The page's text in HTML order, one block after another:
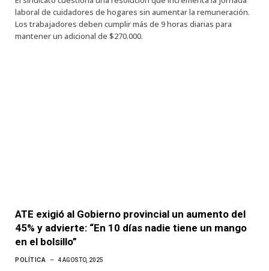
laboral de cuidadores de hogares sin aumentar la remuneración.
Los trabajadores deben cumplir más de 9 horas diarias para
mantener un adicional de $270.000.
ATE exigió al Gobierno provincial un aumento del
45% y advierte: “En 10 días nadie tiene un mango
en el bolsillo”
POLÍTICA 4 AGOSTO, 2025